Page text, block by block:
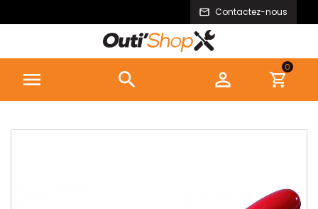
Contactez-nous
  
0